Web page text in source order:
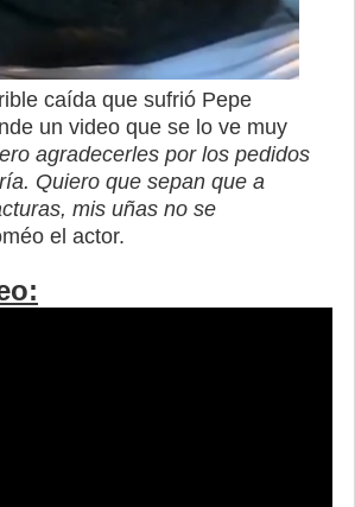
caída que sufrió Pepe
un video que se lo ve muy
agradecerles por los pedidos
Quiero que sepan que a
mis uñas no se
el actor.